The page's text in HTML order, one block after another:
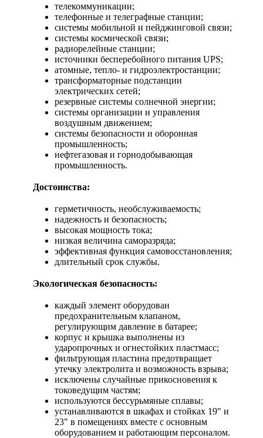
телекоммуникации;
телефонные и телеграфные станции;
системы мобильной и пейджинговой связи;
системы космической связи;
радиорелейные станции;
источники бесперебойного питания UPS;
атомные, тепло- и гидроэлектростанции;
трансформаторные подстанции
электрических сетей;
резервные системы солнечной энергии;
системы организации и управления
воздушным движением;
системы безопасности и оборонная
промышленность;
нефтегазовая и горнодобывающая
промышленность.
Достоинства:
герметичность, необслуживаемость;
надежность и безопасность;
высокая мощность тока;
низкая величина саморазряда;
эффективная функция самовосстановления;
длительный срок службы.
Экологическая безопасность:
каждый элемент оборудован
предохранительным клапаном,
регулирующим давление в батарее;
корпус и крышка выполнены из
ударопрочных и огнестойких пластмасс;
фильтрующая пластина предотвращает
утечку электролита и возможность взрыва;
исключены случайные прикосновения к
токоведущим частям;
используются бессурьмяные сплавы;
устанавливаются в шкафах и стойках 19" и
23" в помещениях вместе с основным
оборудованием и работающим персоналом.